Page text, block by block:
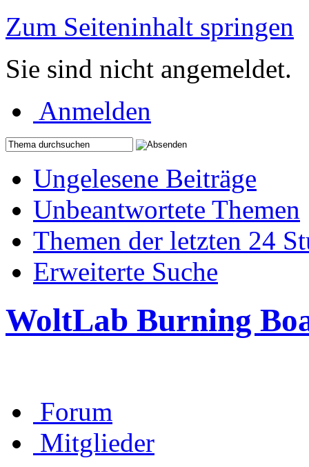
Zum Seiteninhalt springen
Sie sind nicht angemeldet.
Anmelden
Ungelesene Beiträge
Unbeantwortete Themen
Themen der letzten 24
Erweiterte Suche
WoltLab Burning
Forum
Mitglieder